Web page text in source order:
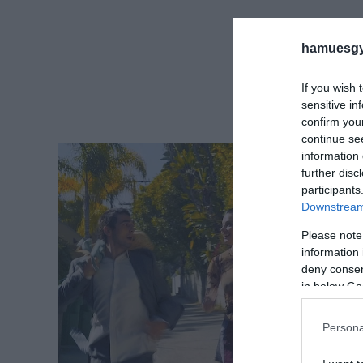
If you wish
sensitive
confirm
continue
information
further
Please
information
deny
in below